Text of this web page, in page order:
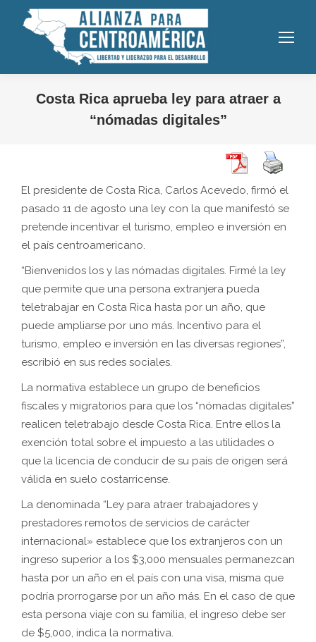
Costa Rica aprueba ley para atraer a
“nómadas digitales”
El presidente de Costa Rica, Carlos Acevedo, firmó el
pasado 11 de agosto una ley con la que manifestó se
pretende incentivar el turismo, empleo e inversión en
el país centroamericano.
“Bienvenidos los y las nómadas digitales. Firmé la ley
que permite que una persona extranjera pueda
teletrabajar en Costa Rica hasta por un año, que
puede ampliarse por uno más. Incentivo para el
turismo, empleo e inversión en las diversas regiones”,
escribió en sus redes sociales.
La normativa establece un grupo de beneficios
fiscales y migratorios para que los “nómadas digitales”
realicen teletrabajo desde Costa Rica. Entre ellos la
exención total sobre el impuesto a las utilidades o
que la licencia de conducir de su país de origen será
válida en suelo costarricense.
La denominada “Ley para atraer trabajadores y
prestadores remotos de servicios de carácter
internacional» establece que los extranjeros con un
ingreso superior a los $3,000 mensuales permanezcan
hasta por un año en el país con una visa, misma que
podría prorrogarse por un año más. En el caso de que
esta persona viaje con su familia, el ingreso debe ser
de $5,000, indica la normativa.